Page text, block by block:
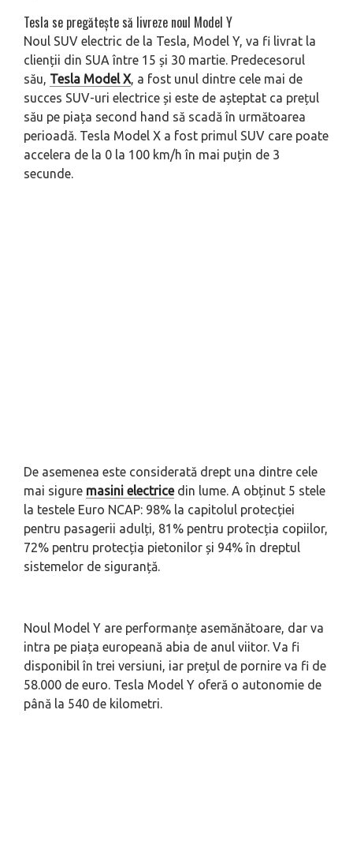
Tesla se pregătește să livreze noul Model Y
Noul SUV electric de la Tesla, Model Y, va fi livrat la
clienții din SUA între 15 și 30 martie. Predecesorul
său, Tesla Model X, a fost unul dintre cele mai de
succes SUV-uri electrice și este de așteptat ca prețul
său pe piața second hand să scadă în următoarea
perioadă. Tesla Model X a fost primul SUV care poate
accelera de la 0 la 100 km/h în mai puțin de 3
secunde.
De asemenea este considerată drept una dintre cele
mai sigure masini electricedin lume. A obținut 5 stele
la testele Euro NCAP: 98% la capitolul protecției
pentru pasagerii adulți, 81% pentru protecția copiilor,
72% pentru protecția pietonilor și 94% în dreptul
sistemelor de siguranță.
Noul Model Y are performanțe asemănătoare, dar va
intra pe piața europeană abia de anul viitor. Va fi
disponibil în trei versiuni, iar prețul de pornire va fi de
58.000 de euro. Tesla Model Y oferă o autonomie de
până la 540 de kilometri.